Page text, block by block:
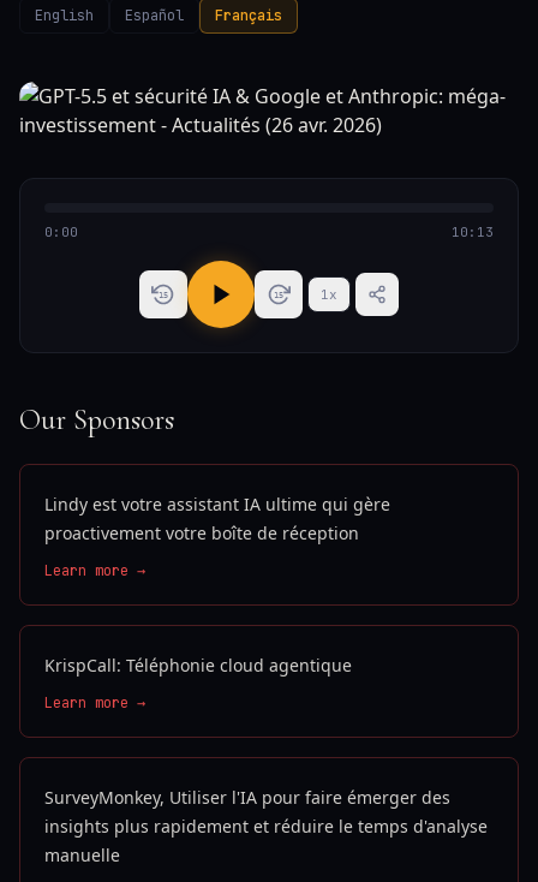
English Español Français
0:00 10:13
15 15 1x
Our Sponsors
Lindy est votre assistant IA ultime qui gère
proactivement votre boîte de réception
Learn more →
KrispCall: Téléphonie cloud agentique
Learn more →
SurveyMonkey, Utiliser l'IA pour faire émerger des
insights plus rapidement et réduire le temps d'analyse
manuelle